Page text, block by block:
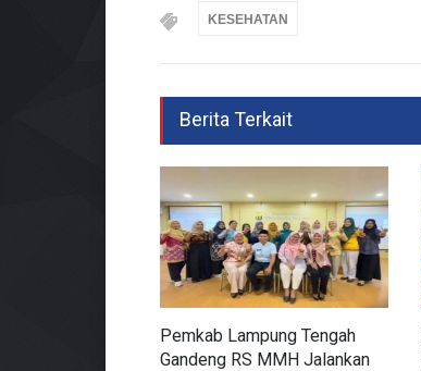
KESEHATAN
Berita Terkait
Pemkab Lampung Tengah
Gandeng RS MMH Jalankan